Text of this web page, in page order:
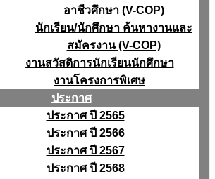
อาชีวศึกษา (V-COP)
นักเรียน/นักศึกษา ค้นหางานและ
สมัครงาน (V-COP)
งานสวัสดิการนักเรียนนักศึกษา
งานโครงการพิเศษ
ประกาศ
ประกาศ ปี 2565
ประกาศ ปี 2566
ประกาศ ปี 2567
ประกาศ ปี 2568